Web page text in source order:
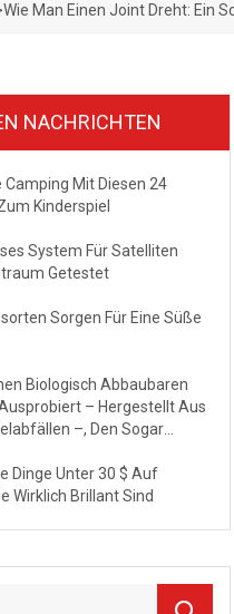
Wie Man Einen Joint Dreht: Ein
NACHRICHTEN
Camping Mit Diesen 24
Kinderspiel
System Für Satelliten
Getestet
Sorgen Für Eine Süße
Biologisch Abbaubaren
– Hergestellt Aus
–, Den Sogar
Dinge Unter 30 $ Auf
Wirklich Brillant Sind